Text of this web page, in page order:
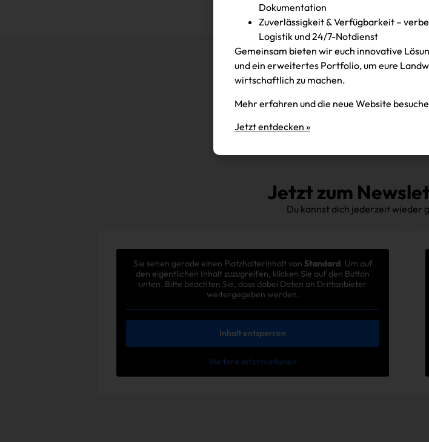
Jetzt zum
Du kannst dich jederzeit wieder
Sie sehen gerade einen Platzhalterinhalt von Standard. Um auf
den eigentlichen Inhalt zuzugreifen, klicken Sie auf den Button
unten. Bitte beachten Sie, dass dabei Daten an Drittanbieter
weitergegeben werden.
Inhalt entsperren
Weitere Informationen
Dokumentation
Zuverlässigkeit & Verfügbarkeit –
Logistik und 24/7-Notdienst
Gemeinsam bieten wir euch innovative
und ein erweitertes Portfolio, um eure
wirtschaftlich zu machen.
Mehr erfahren und die neue Website
Jetzt entdecken »